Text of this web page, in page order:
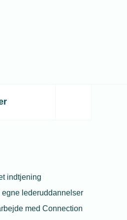
indtjening
lederuddannelser
med Connection
unges chance for